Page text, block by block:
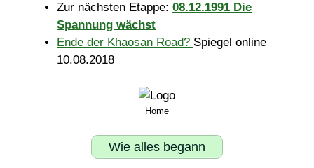
Zur nächsten Etappe: 08.12.1991 Die
Spannung wächst
Ende der Khaosan Road? Spiegel online
10.08.2018
Home
Wie alles begann